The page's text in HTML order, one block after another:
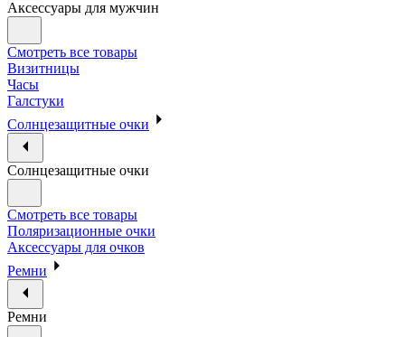
Аксессуары для мужчин
Смотреть все товары
Визитницы
Часы
Галстуки
Солнцезащитные очки
Солнцезащитные очки
Смотреть все товары
Поляризационные очки
Аксессуары для очков
Ремни
Ремни